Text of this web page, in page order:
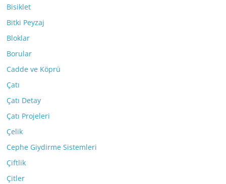
Bisiklet
Bitki Peyzaj
Bloklar
Borular
Cadde ve Köprü
Çatı
Çatı Detay
Çatı Projeleri
Çelik
Cephe Giydirme Sistemleri
Çiftlik
Çitler